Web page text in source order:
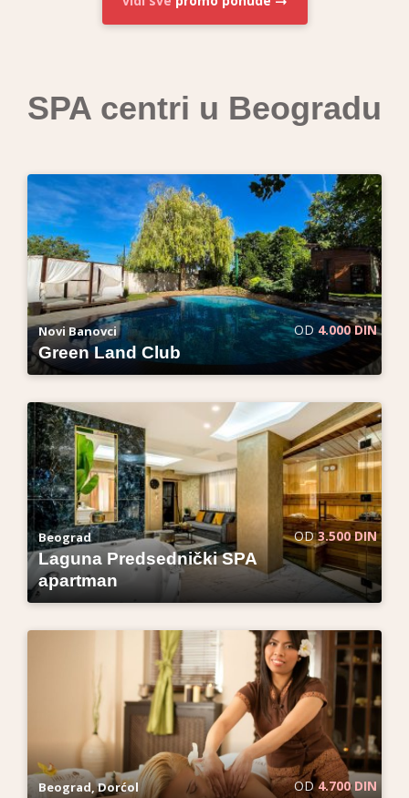
SPA centri u Beogradu
Novi Banovci
Green Land Club
OD 4.000 DIN
Beograd
Laguna Predsednički SPA
apartman
OD3.500 DIN
Beograd, Dorćol OD4.700 DIN